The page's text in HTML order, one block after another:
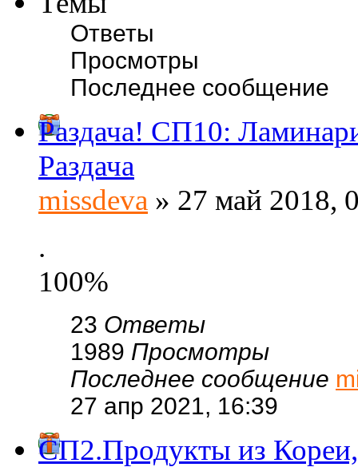
Ответы
Просмотры
Последнее сообщение
Раздача! СП10:
Раздача
missdeva » 27 май 2018,
.
100%
23 Ответы
1989 Просмотры
Последнее сообщение
27 апр 2021, 16:39
СП2.Продукты из